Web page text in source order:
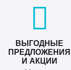
ВЫГОДНЫЕ
ПРЕДЛОЖЕНИЯ
И АКЦИИ